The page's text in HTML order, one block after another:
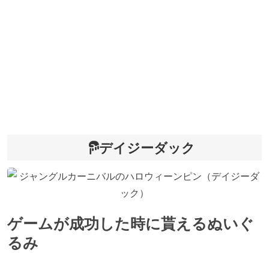
デイジーダック
ゲームが成功した時に貰えるぬいぐ
るみ